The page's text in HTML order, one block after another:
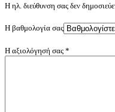
Η ηλ. διεύθυνση σας δεν
Η βαθμολογία σας
Η αξιολόγησή σας *